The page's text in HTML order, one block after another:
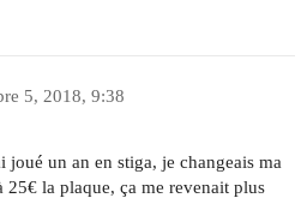
5, 2018, 9:38
joué un an en stiga, je changeais ma
25€ la plaque, ça me revenait plus